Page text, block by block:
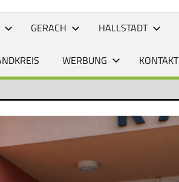
GERACH HALLSTADT
WERBUNG KONTAKT